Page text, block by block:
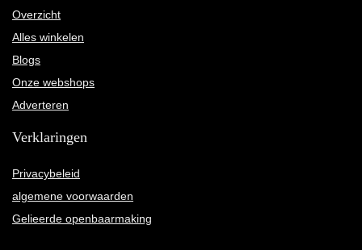
Overzicht
Alles winkelen
Blogs
Onze webshops
Adverteren
Verklaringen
Privacybeleid
algemene voorwaarden
Gelieerde openbaarmaking